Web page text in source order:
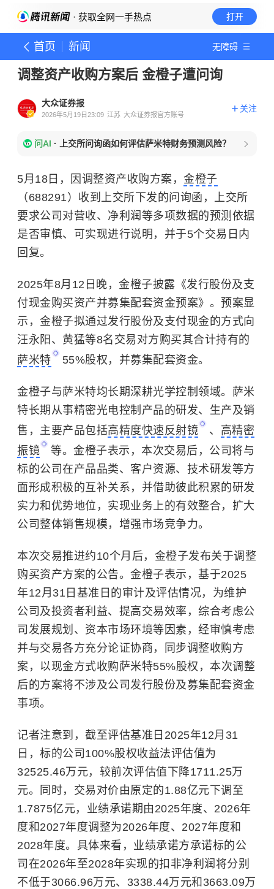
· 获取全网一手热点 打开
首页 新闻 无障碍
调整资产收购方案后 金橙子遭问询
大众证券报
2026年5月19日23:09 江苏 大众证券报官方账号
关注
问AI · 上交所问询函如何评估萨米特财务预测风险？
5月18日，因调整资产收购方案， 金橙子
（688291）收到上交所下发的问询函，上交所
要求公司对营收、净利润等多项数据的预测依据
是否审慎、可实现进行说明，并于5个交易日内
回复。
2025年8月12日晚，金橙子披露《发行股份及支
付现金购买资产并募集配套资金预案》。预案显
示，金橙子拟通过发行股份及支付现金的方式向
汪永阳、黄猛等8名交易对方购买其合计持有的
萨米特
55%股权，并募集配套资金。
金橙子与萨米特均长期深耕光学控制领域。萨米
特长期从事精密光电控制产品的研发、生产及销
售，主要产品包括高精度快速反射镜 、 高精密
振镜
等。金橙子表示，本次交易后，公司将与
标的公司在产品品类、客户资源、技术研发等方
面形成积极的互补关系，并借助彼此积累的研发
实力和优势地位，实现业务上的有效整合，扩大
公司整体销售规模，增强市场竞争力。
本次交易推进约10个月后，金橙子发布关于调整
购买资产方案的公告。金橙子表示，基于2025
年12月31日基准日的审计及评估情况，为维护
公司及投资者利益、提高交易效率，综合考虑公
司发展规划、资本市场环境等因素，经审慎考虑
并与交易各方充分论证协商，同步调整收购方
案，以现金方式收购萨米特55%股权，本次调整
后的方案将不涉及公司发行股份及募集配套资金
事项。
记者注意到，截至评估基准日2025年12月31
日，标的公司100%股权收益法评估值为
32525.46万元，较前次评估值下降1711.25万
元。同时，交易对价由原定的1.88亿元下调至
1.7875亿元，业绩承诺期由2025年度、2026年
度和2027年度调整为2026年度、2027年度和
2028年度。具体来看，业绩承诺方承诺标的公
司在2026年至2028年实现的扣非净利润将分别
不低于3066.96万元、3338.44万元和3663.09万